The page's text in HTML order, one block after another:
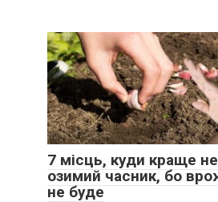
7 місць, куди краще
озимий часник, бо
не буде